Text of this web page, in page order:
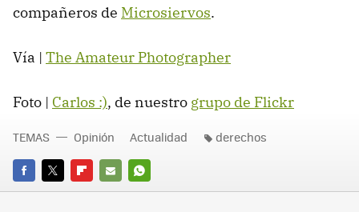
compañeros de Microsiervos.
Vía | The Amateur Photographer
Foto | Carlos :), de nuestro grupo de Flickr
FACEBOOK
TWITTERFLIPBOARD
E-
WHATSAPP
TEMAS Opinión Actualidad derechos